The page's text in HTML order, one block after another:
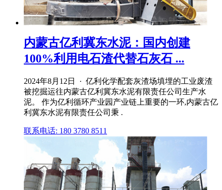
内蒙古亿利冀东水泥：国内创建
100%利用电石渣代替石灰石 ...
2024年8月12日 · 亿利化学配套灰渣场填埋的工业废渣
被挖掘运往内蒙古亿利冀东水泥有限责任公司生产水
泥。 作为亿利循环产业园产业链上重要的一环,内蒙古亿
利冀东水泥有限责任公司秉 .
联系电话: 180 3780 8511